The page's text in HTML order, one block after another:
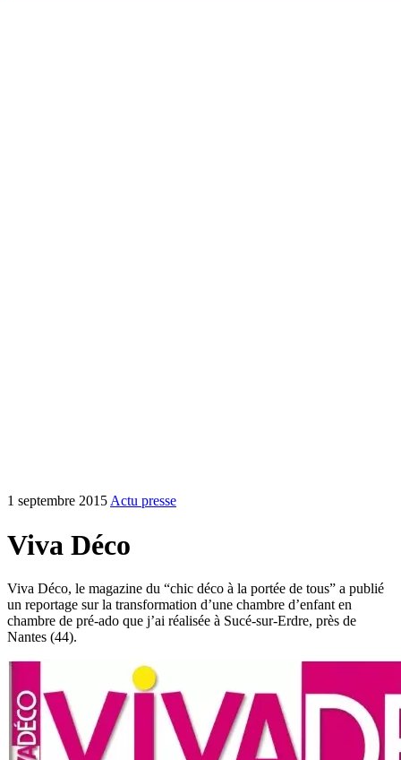
1 septembre 2015Actu presse
Viva Déco
Viva Déco, le magazine du “chic déco à la portée de tous” a publié
un reportage sur la transformation d’une chambre d’enfant en
chambre de pré-ado que j’ai réalisée à Sucé-sur-Erdre, près de
Nantes (44).